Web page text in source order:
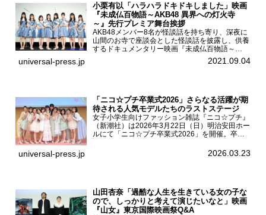
小栗有以「ハラハラドキドキしました」映画
『未成仏百物語～AKB48 異界への灯火寺
～』先行プレミア舞台挨拶
AKB48メンバー8名が怪談話を持ち寄り、深夜に
山間のお寺で座談会とした怪談話を披露し、供養
するドキュメンタリー映画『未成仏百物語～
AKB48異界への灯火寺～』の先行プレミア舞台
挨拶が東京・ユナイテッド・シネマ豊洲で開催さ
universal-press.jp 2021.09.04
「ニコ☆プチ卒業式2026」さらなる活躍が期
待される人気モデルたちのラストステージ
女子小学生向けファッション雑誌『ニコ☆プチ』
（新潮社）は2026年3月22日（日）明治安田ホー
ルにて「ニコ☆プチ卒業式2026」を開催。卒業
ん、末永ひなた、高梨琴乃、土井ありさ、藤田蒼
universal-press.jp 2026.03.23
山田杏奈「過酷な人生を生きている女の子な
ので、しっかりと考えて演じたいなと」映画
『山女』東京国際映画祭Q&A